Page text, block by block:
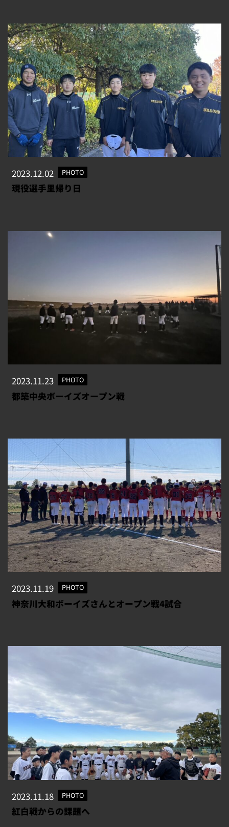
2023.12.02 PHOTO
現役選手里帰り日
2023.11.23 PHOTO
都築中央ボーイズオープン戦
2023.11.19 PHOTO
神奈川大和ボーイズさんとオープン戦4試合
2023.11.18 PHOTO
紅白戦からの課題へ